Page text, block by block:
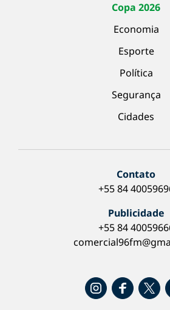
Copa 2026
Economia
Esporte
Política
Segurança
Cidades
Contato
+55 84
Publicidade
+55 84